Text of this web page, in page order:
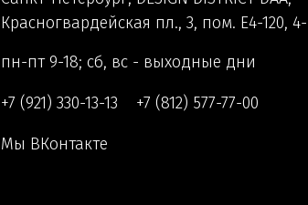
Красногвардейская пл., 3, пом. Е4-120,
пн-пт 9-18; сб, вс - выходные дни
+7 (921) 330-13-13 +7 (812) 577-77-00
Мы ВКонтакте